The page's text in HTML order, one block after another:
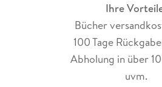
Ihre
Bücher
100 Tage
Abholung in über
uvm.